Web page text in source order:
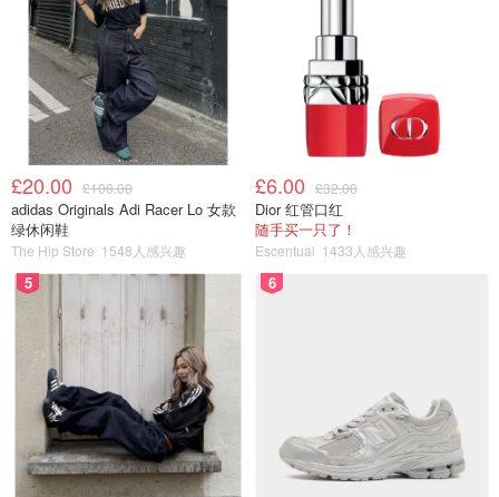
英国研究生和本科一样，都是百分制，也都是平时成绩加权
平均，不过及格线从40分提到了50分，一般分为以下三个
等级：
Distinction 卓越：70分及以上
Merit 优秀：60 – 69分
Pass 通过： 50 – 59分
如果获得Distinction和Merit是会标注在毕业证书上的，尤其
是Distinction学位，在找工作或是申请博士时都是值得加粗
高亮的加分项，所以同学们一定要向着这个方向努力哦~
英国学历和学位的区别
有些同学可能对于学历（Diploma）和学位（Degree）有些
概念上的混淆，这里君君简单跟大家说下：
英国本科或是研究生学历（Diploma）：说明你有过相
£20.00 £100.00
adidas Originals Adi Racer Lo 女款
绿休闲鞋
The Hip Store 1548人感兴趣
£6.00 £32.00
Dior 红管口红
随手买一只了！
Escentual 1433人感兴趣
5 6